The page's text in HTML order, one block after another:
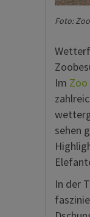
Foto:
Im Zoo
sehen
In der